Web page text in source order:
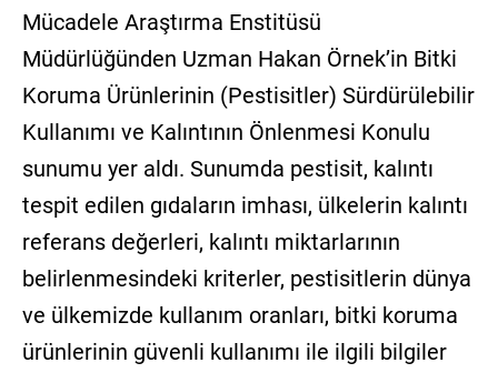
Mücadele Araştırma Enstitüsü
Müdürlüğünden Uzman Hakan Örnek’in Bitki
Koruma Ürünlerinin (Pestisitler) Sürdürülebilir
Kullanımı ve Kalıntının Önlenmesi Konulu
sunumu yer aldı. Sunumda pestisit, kalıntı
tespit edilen gıdaların imhası, ülkelerin kalıntı
referans değerleri, kalıntı miktarlarının
belirlenmesindeki kriterler, pestisitlerin dünya
ve ülkemizde kullanım oranları, bitki koruma
ürünlerinin güvenli kullanımı ile ilgili bilgiler